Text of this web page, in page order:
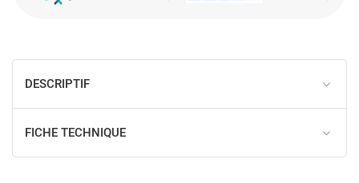
DESCRIPTIF
FICHE TECHNIQUE